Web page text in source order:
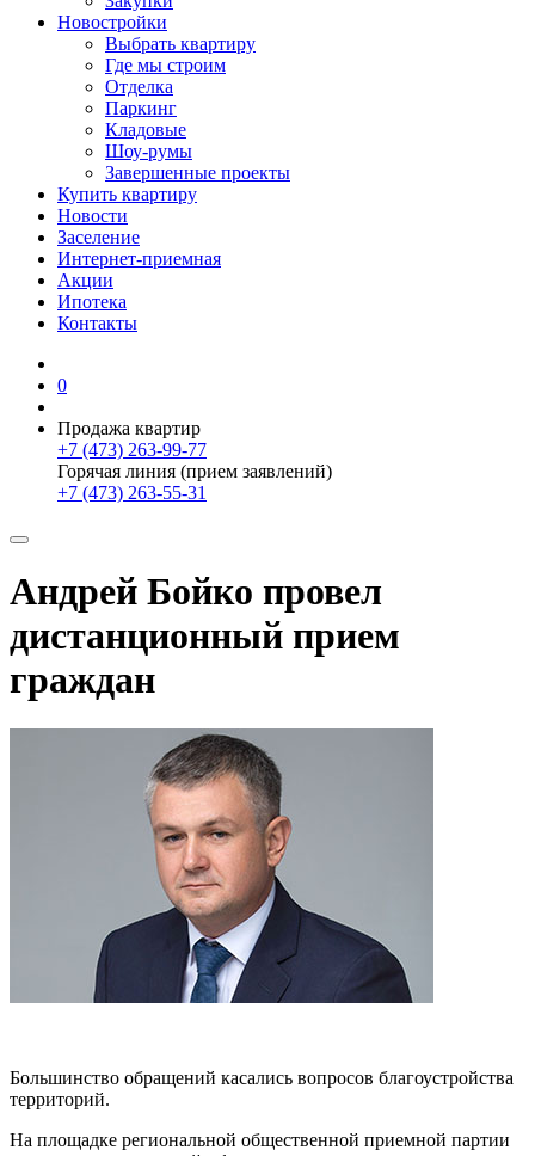
Новостройки
Выбрать квартиру
Где мы строим
Отделка
Паркинг
Кладовые
Шоу-румы
Завершенные проекты
Купить квартиру
Новости
Заселение
Интернет-приемная
Акции
Ипотека
Контакты
0
Продажа квартир
+7 (473) 263-99-77
Горячая линия (прием заявлений)
+7 (473) 263-55-31
Андрей Бойко провел
дистанционный прием
граждан
Большинство обращений касались вопросов благоустройства
территорий.
На площадке региональной общественной приемной партии